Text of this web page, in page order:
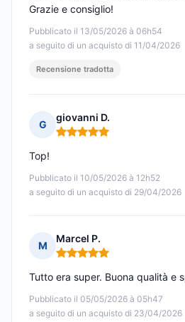
Pubblicato il 13/05/2026 à 06h54
a seguito di un acquisto di 11/04/2026
Grazie e consiglio!
Recensione tradotta
G
giovanni D.
Nota: 5 su 5
Pubblicato il 10/05/2026 à 12h52
a seguito di un acquisto di 29/04/2026
Top!
M
Marcel P.
Nota: 5 su 5
Pubblicato il 05/05/2026 à 05h47
a seguito di un acquisto di 23/04/2026
Tutto era super. Buona qualità e